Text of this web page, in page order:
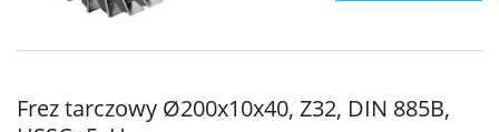
Frez tarczowy Ø200x10x40, Z32, DIN 885B,